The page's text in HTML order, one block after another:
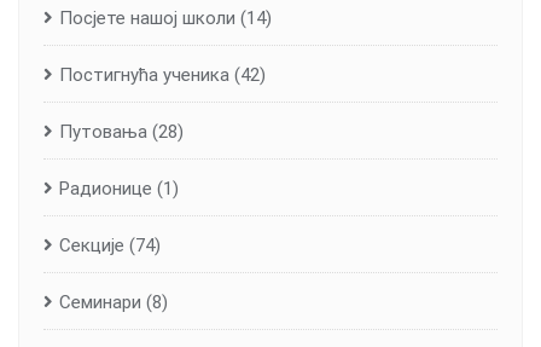
Посјете нашој школи (14)
Постигнућа ученика (42)
Путовања (28)
Радионице (1)
Секције (74)
Семинари (8)